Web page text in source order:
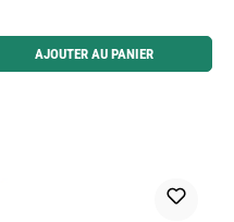
utilisez les boutons pour augmenter ou
AJOUTER AU PANIER